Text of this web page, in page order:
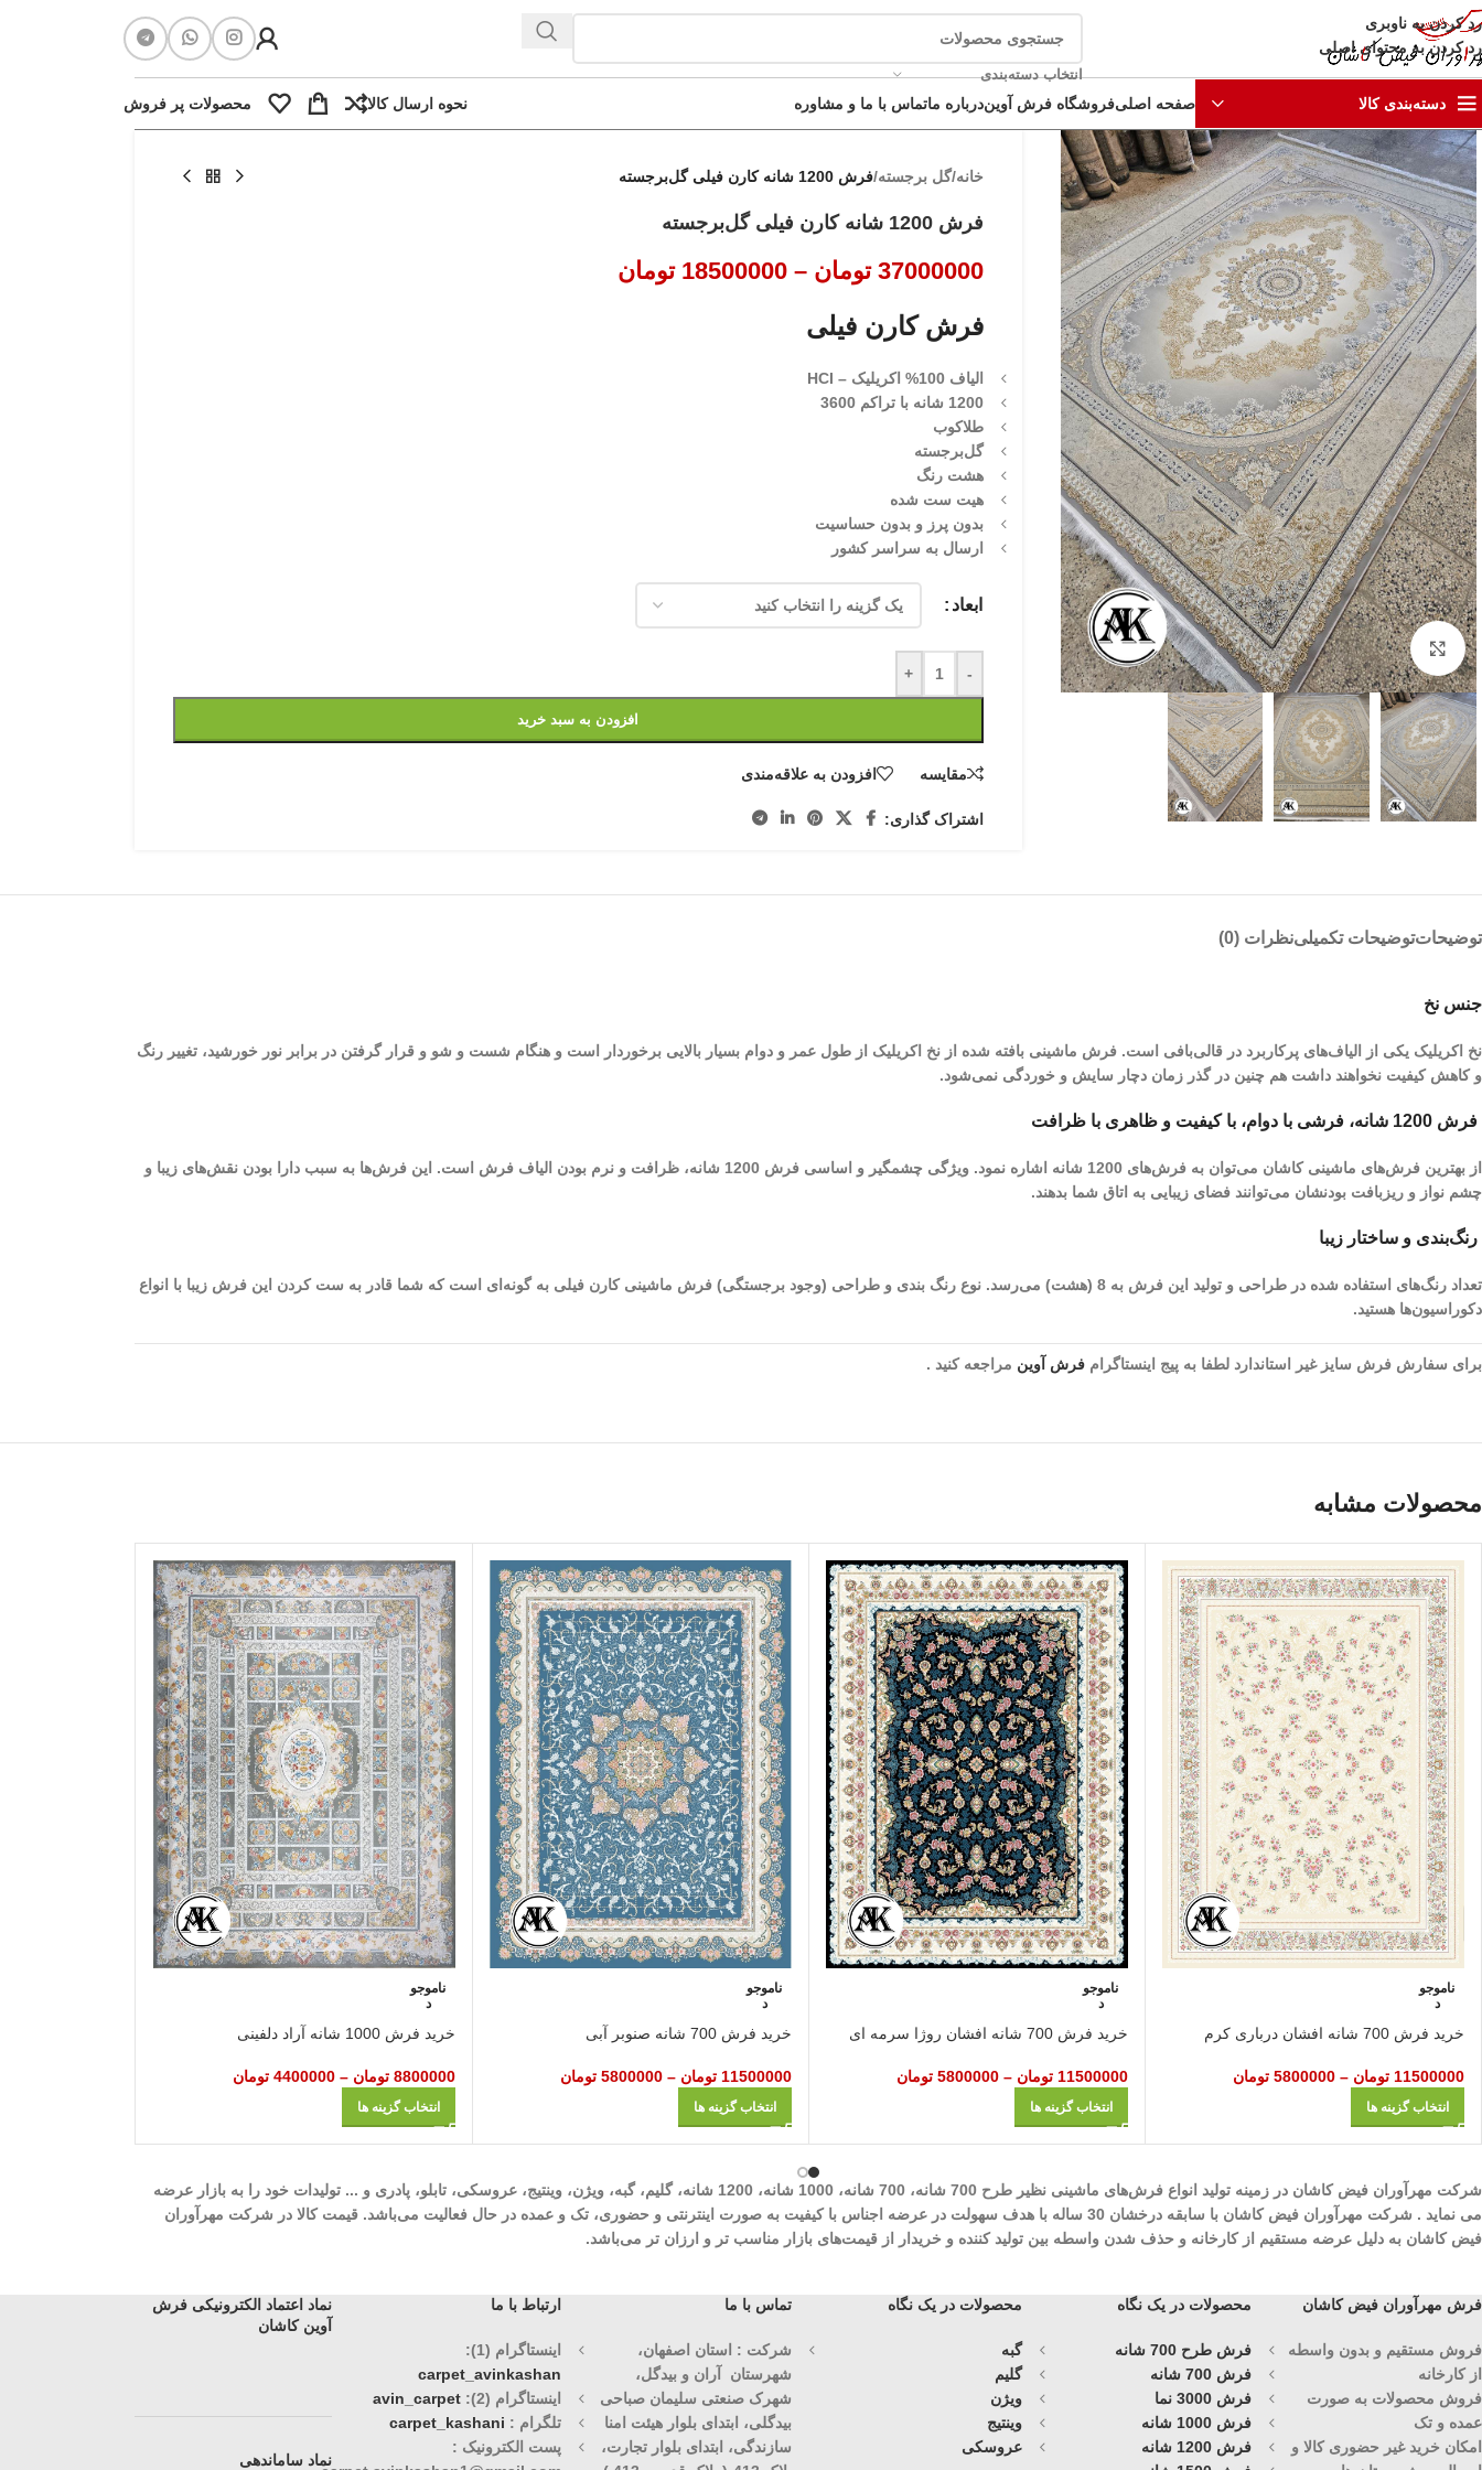
رد کردن به ناوبری
رد کردن به محتوای اصلی
انتخاب دسته‌بندی
دسته‌بندی کالا صفحه اصلیفروشگاه فرش آویندرباره ماتماس با ما و مشاوره نحوه ارسال کالا محصولات پر فروش
بزرگنمایی تصویر
خانه/گل برجسته/فرش 1200 شانه کارن فیلی گل‌برجسته
فرش 1200 شانه کارن فیلی گل‌برجسته
37000000 تومان –
18500000 تومان
فرش کارن فیلی
الیاف 100% اکریلیک – HCI
1200 شانه با تراکم 3600
طلاکوب
گل‌برجسته
هشت رنگ
هیت ست شده
بدون پرز و بدون حساسیت
ارسال به سراسر کشور
ابعاد
-
+
افزودن به سبد خرید
مقایسه افزودن به علاقه‌مندی
اشتراک گذاری:
توضیحاتتوضیحات تکمیلینظرات (0)
جنس نخ
نخ اکریلیک یکی از الیاف­‌های پرکاربرد در قالی‌بافی است. فرش ماشینی بافته شده از نخ اکریلیک از طول عمر و دوام بسیار بالایی برخوردار است و هنگام شست و شو و قرار گرفتن در برابر نور خورشید، تغییر رنگ
و کاهش کیفیت نخواهند داشت هم چنین در گذر زمان دچار سایش و خوردگی نمی‌شود.
فرش 1200 شانه، فرشی با دوام، با کیفیت و ظاهری با ظرافت
از بهترین فرش‌های ماشینی کاشان می‌توان به فرش‌های 1200 شانه اشاره نمود. ویژگی چشمگیر و اساسی فرش 1200 شانه، ظرافت و نرم بودن الیاف فرش است. این فرش‌ها به سبب دارا بودن نقش‌های زیبا و
چشم نواز و ریز‌بافت بودنشان می‌توانند فضای زیبایی به اتاق شما بدهند.
رنگ‌بندی و ساختار زیبا
تعداد رنگ‌های استفاده شده در طراحی و تولید این فرش به 8 (هشت) می‌رسد. نوع رنگ بندی و طراحی (وجود برجستگی) فرش ماشینی کارن فیلی به گونه‌ای است که شما قادر به ست کردن این فرش زیبا با انواع
دکوراسیون‌ها هستید.
برای سفارش فرش سایز غیر استاندارد لطفا به پیج اینستاگرام فرش آوین مراجعه کنید .
محصولات مشابه
ناموجو
د
خرید فرش 700 شانه افشان درباری کرم
11500000 تومان –
5800000 تومان
انتخاب گزینه ها
ناموجو
د
خرید فرش 700 شانه افشان روژا سرمه ای
11500000 تومان –
5800000 تومان
انتخاب گزینه ها
ناموجو
د
خرید فرش 700 شانه صنوبر آبی
11500000 تومان –
5800000 تومان
انتخاب گزینه ها
ناموجو
د
خرید فرش 1000 شانه آراد دلفینی
8800000 تومان –
4400000 تومان
انتخاب گزینه ها
شرکت مهرآوران فیض کاشان در زمینه تولید انواع فرش‌های ماشینی نظیر طرح 700 شانه، 700 شانه، 1000 شانه، 1200 شانه، گلیم، گبه، ویژن، وینتیج، عروسکی، تابلو، پادری و ... تولیدات خود را به بازار عرضه
می نماید . شرکت مهرآوران فیض کاشان با سابقه درخشان 30 ساله با هدف سهولت در عرضه اجناس با کیفیت به صورت اینترنتی و حضوری، تک و عمده در حال فعالیت می‌باشد. قیمت کالا در شرکت مهرآوران
فیض کاشان به دلیل عرضه مستقیم از کارخانه و حذف شدن واسطه بین تولید کننده و خریدار از قیمت‌های بازار مناسب تر و ارزان تر می‌باشد.
فرش مهرآوران فیض کاشان
فروش مستقیم و بدون واسطه
از کارخانه
فروش محصولات به صورت
عمده و تک
امکان خرید غیر حضوری کالا و
محصولات در یک نگاه
فرش طرح 700 شانه
فرش 700 شانه
فرش 3000 نما
فرش 1000 شانه
فرش 1200 شانه
محصولات در یک نگاه
گبه
گلیم
ویژن
وینتیج
عروسکی
تماس با ما
شرکت : استان اصفهان،
شهرستان آران و بیدگل،
شهرک صنعتی سلیمان صباحی
بیدگلی، ابتدای بلوار هیئت امنا
سازندگی، ابتدای بلوار تجارت،
ارتباط با ما
اینستاگرام (1):
carpet_avinkashan
اینستاگرام (2):
avin_carpet
تلگرام : carpet_kashani
پست الکترونیک :
نماد اعتماد الکترونیکی فرش
آوین کاشان
نماد ساماندهی